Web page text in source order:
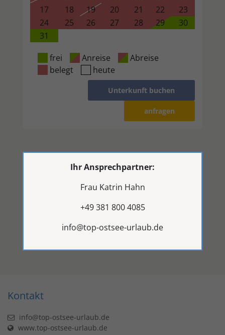
17
18 19 20 21 22
23
24
25 26 27 28 29
30
31
frei
Anreise
Abreise
belegt
heute
Unterkunft buchen
anfragen
Ihr Ansprechpartner:
Frau Katrin Hahn
+49 381 800 4085
info@top-ostsee-urlaub.de
Kontakt
info@top-ostsee-urlaub.de
www.top-ostsee-urlaub.de